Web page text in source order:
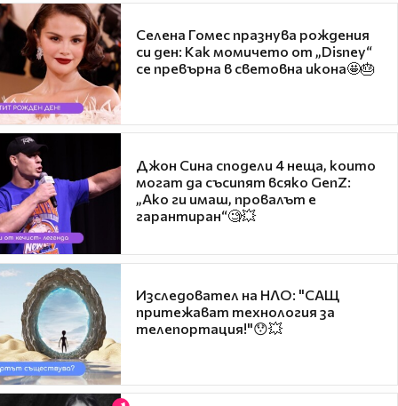
Селена Гомес празнува рождения
си ден: Как момичето от „Disney“
се превърна в световна икона🤩🎂
Джон Сина сподели 4 неща, които
могат да съсипят всяко GenZ:
„Ако ги имаш, провалът е
гарантиран“🧐💥
Изследовател на НЛО: "САЩ
притежават технология за
телепортация!"😯💥